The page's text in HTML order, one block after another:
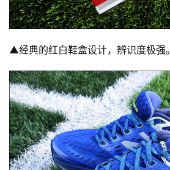
▲经典的红白鞋盒设计，辨识度极强。